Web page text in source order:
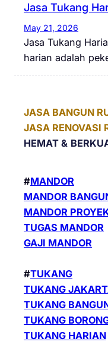
Jasa Tukang
May 21, 2026
Jasa Tukang
harian adalah
JASA BANGUN
JASA RENOVASI
HEMAT &
#MANDOR
MANDOR
MANDOR
TUGAS MANDOR
GAJI MANDOR
#TUKANG
TUKANG
TUKANG
TUKANG
TUKANG HARIAN